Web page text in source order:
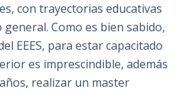
con trayectorias educativas
Como es bien sabido,
EEES, para estar capacitado
es imprescindible, además
realizar un master